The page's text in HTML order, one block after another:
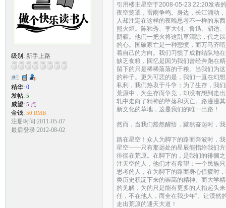
级别: 新手上路
精华: 0
发帖: 5
威望: 5 点
金钱: 50 RMB
注册时间:2011-05-07
最后登录:2012-08-02
引用楼主星空于2008-05-23 22:20发表
夜空笼罩，雷雨争鸣。身边，长江涌动
人却注定在这样的夜晚思考不一样的东
熊火炬。陈独秀、李大钊、鲁迅、胡适
阴霾。他们一把火将这乱草清除，代之
的心。国破家亡是一种悲愤，而万马齐
着自己的方向。我们习惯了成群结队地
缺乏食粮，回忆是因为我们曾经奔跑在
留下的只是稀稀落落的干粮。当我们为
的种子。更为可悲的是，我们一直在幻
私利，我们热衷于斗争；为了生存，我
荒原中，为生存而争竞，却没有想到走
轧中走向了精神的堕落和灭亡。路漫漫
新文化的草地，这是我们的唯一出路！
然而，当我们豁然醒悟，蹴然奋起时，
路在星空！众人为脚下的路而奔波时，
星空——只有那远处的星辰能指给我们方
徘徊在荒原。在脚下的，是我们的徘徊
注天空的人，他们才有希望；一个民族
思考的人，在为脚下的路而身心俱疲时
类历史积淀下来的崇高的精神。而大学
的见解，为的只是能有更多的人抬起头
任，不在他人，而全在我少年”。让漠然
走出荒原的通天大道！